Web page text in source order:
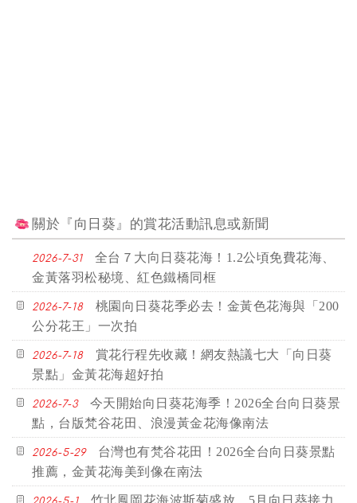
關於『向日葵』的賞花活動訊息或新聞
2026-7-31
全台７大向日葵花海！1.2公頃免費花海、
金黃落羽松秘境、紅色鐵橋同框
2026-7-18
桃園向日葵花季必去！金黃色花海與「200
公分花王」一次拍
2026-7-18
賞花行程先收藏！網友熱議七大「向日葵
景點」金黃花海超好拍
2026-7-3
今天開始向日葵花海季！2026全台向日葵景
點，台版梵谷花田、浪漫黃金花海像南法
2026-5-29
台灣也有梵谷花田！2026全台向日葵景點
推薦，金黃花海美到像在南法
竹北鳳岡花海波斯菊盛放 5月向日葵接力